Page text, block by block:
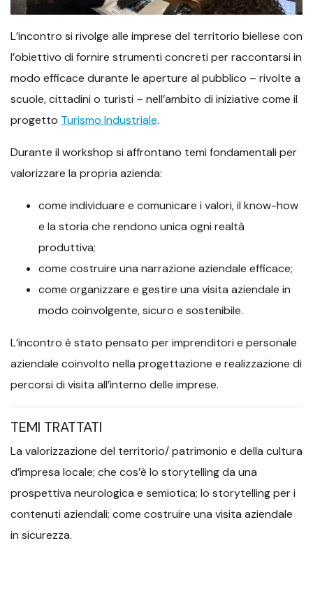
L’incontro si rivolge alle imprese del territorio biellese con
l’obiettivo di fornire strumenti concreti per raccontarsi in
modo efficace durante le aperture al pubblico – rivolte a
scuole, cittadini o turisti – nell’ambito di iniziative come il
progetto Turismo Industriale.
Durante il workshop si affrontano temi fondamentali per
valorizzare la propria azienda:
come individuare e comunicare i valori, il know-how
e la storia che rendono unica ogni realtà
produttiva;
come costruire una narrazione aziendale efficace;
come organizzare e gestire una visita aziendale in
modo coinvolgente, sicuro e sostenibile.
L’incontro è stato pensato per imprenditori e personale
aziendale coinvolto nella progettazione e realizzazione di
percorsi di visita all’interno delle imprese.
TEMI TRATTATI
La valorizzazione del territorio/ patrimonio e della cultura
d’impresa locale; che cos’è lo storytelling da una
prospettiva neurologica e semiotica; lo storytelling per i
contenuti aziendali; come costruire una visita aziendale
in sicurezza.